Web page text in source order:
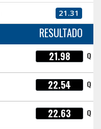
21.31
RESULTADO
21.98 Q
22.54 Q
22.63 Q